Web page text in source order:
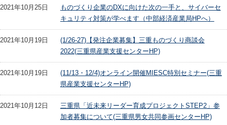
2021年10月25日
ものづくり企業のDXに向けた次の一手と、サイバーセ
キュリティ対策が学べます（中部経済産業局HPへ）
2021年10月19日
(1/26-27)【発注企業募集】三重ものづくり商談会
2022(三重県産業支援センターHP)
2021年10月19日
(11/13・12/4)オンライン開催MIESC特別セミナー(三重
県産業支援センターHP)
2021年10月12日
三重県「近未来リーダー育成プロジェクトSTEP2」参
加者募集について(三重県男女共同参画センターHP)